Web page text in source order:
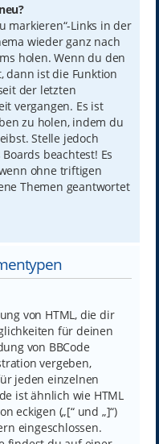
markieren“-Links in der
wieder ganz nach
holen. Wenn du den
dann ist die Funktion
der letzten
vergangen. Es ist
zu holen, indem du
Stelle jedoch
beachtest! Es
ohne triftigen
Themen geantwortet
von HTML, die dir
für deinen
von BBCode
vergeben,
jeden einzelnen
ist ähnlich wie HTML
eckigen („[“ und „]“)
eingeschlossen.